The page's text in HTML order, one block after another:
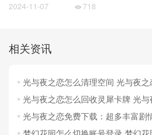
2024-11-07 718
相关资讯
光与夜之恋怎么清理空间 光与夜之恋清理空间的
光与夜之恋怎么回收灵犀卡牌 光与夜之恋回收灵犀卡牌的
光与夜之恋免费下载：超多丰富剧情演绎，卡片精致